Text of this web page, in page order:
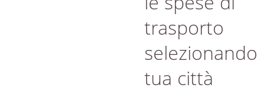
trasporto
selezionando
tua città